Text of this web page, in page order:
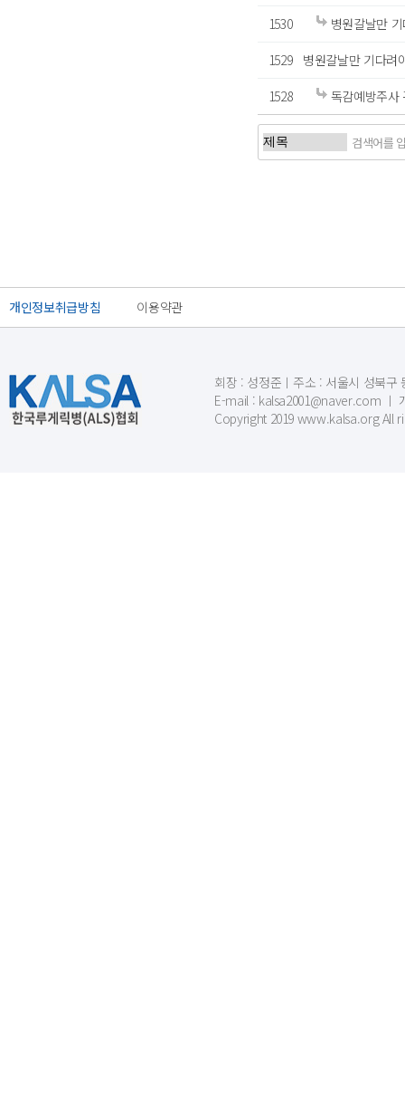
1530
병원갈날만
1529
병원갈날만 기다려
1528
독감예방주사
개인정보취급방침 이용약관
회장 : 성정준ㅣ주소 : 서울시 성북구
E-mail : kalsa2001@naver.com ㅣ
Copyright 2019 www.kalsa.org All